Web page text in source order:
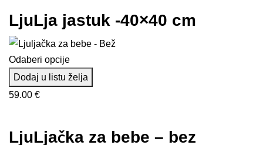
10.00 €
do
LjuLja jastuk -40×40 cm
Odaberi opcije
Dodaj u listu želja
59.00 €
LjuLjačka za bebe – bez